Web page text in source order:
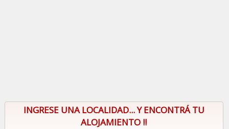
INGRESE UNA LOCALIDAD... Y ENCONTRÁ TU
ALOJAMIENTO !!